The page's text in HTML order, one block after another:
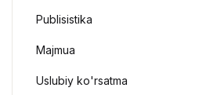
Publisistika
Majmua
Uslubiy ko'rsatma